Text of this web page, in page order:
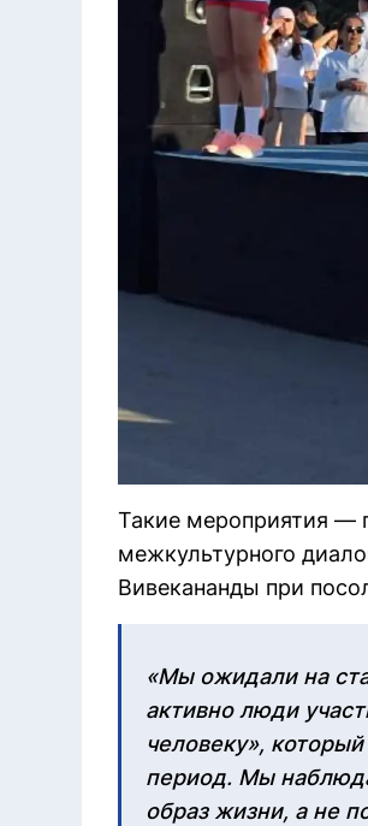
Такие мероприятия —
межкультурного
Вивекананды при
«Мы ожидали на
активно люди
человеку»,
период. Мы
образ жизни, а не